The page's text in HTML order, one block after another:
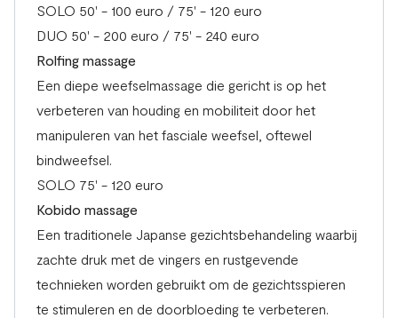
SOLO 50' - 100 euro / 75' - 120 euro
DUO 50' - 200 euro / 75' - 240 euro
Rolfing massage
Een diepe weefselmassage die gericht is op het
verbeteren van houding en mobiliteit door het
manipuleren van het fasciale weefsel, oftewel
bindweefsel.
SOLO 75' - 120 euro
Kobido massage
Een traditionele Japanse gezichtsbehandeling waarbij
zachte druk met de vingers en rustgevende
technieken worden gebruikt om de gezichtsspieren
te stimuleren en de doorbloeding te verbeteren.